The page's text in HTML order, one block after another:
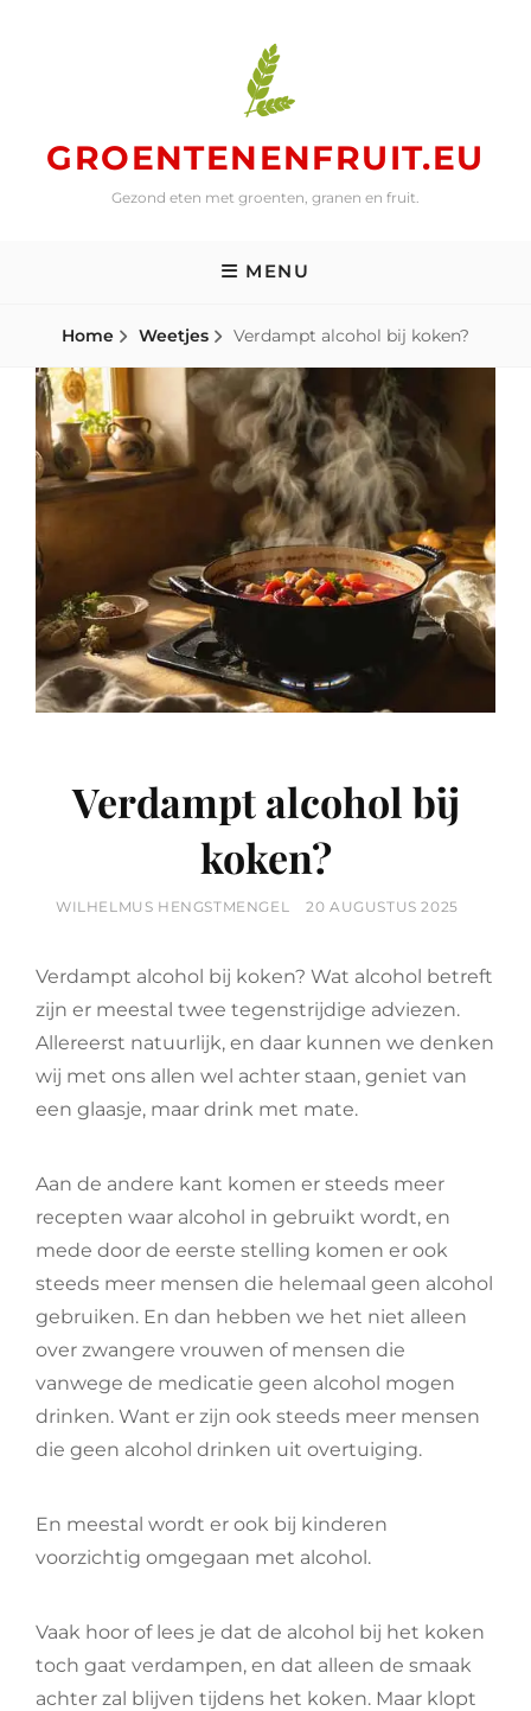
GROENTENENFRUIT.EU
Gezond eten met groenten, granen en fruit.
MENU
Home Weetjes Verdampt alcohol bij koken?
Verdampt alcohol bij
koken?
BY
WILHELMUS HENGSTMENGEL
POSTED
20 AUGUSTUS 2025
Verdampt alcohol bij koken? Wat alcohol betreft
zijn er meestal twee tegenstrijdige adviezen.
Allereerst natuurlijk, en daar kunnen we denken
wij met ons allen wel achter staan, geniet van
een glaasje, maar drink met mate.
Aan de andere kant komen er steeds meer
recepten waar alcohol in gebruikt wordt, en
mede door de eerste stelling komen er ook
steeds meer mensen die helemaal geen alcohol
gebruiken. En dan hebben we het niet alleen
over zwangere vrouwen of mensen die
vanwege de medicatie geen alcohol mogen
drinken. Want er zijn ook steeds meer mensen
die geen alcohol drinken uit overtuiging.
En meestal wordt er ook bij kinderen
voorzichtig omgegaan met alcohol.
Vaak hoor of lees je dat de alcohol bij het koken
toch gaat verdampen, en dat alleen de smaak
achter zal blijven tijdens het koken. Maar klopt